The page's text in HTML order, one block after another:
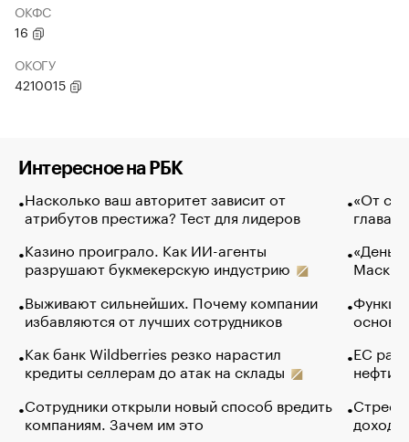
ОКФС
16
ОКОГУ
4210015
Интересное на РБК
Насколько ваш авторитет зависит от
атрибутов престижа? Тест для лидеров
Казино проиграло. Как ИИ-агенты
разрушают букмекерскую индустрию
Выживают сильнейших. Почему компании
избавляются от лучших сотрудников
Как банк Wildberries резко нарастил
кредиты селлерам до атак на склады
Сотрудники открыли новый способ вредить
компаниям. Зачем им это
«От
глава
Маск в
основ
ЕС
нефти